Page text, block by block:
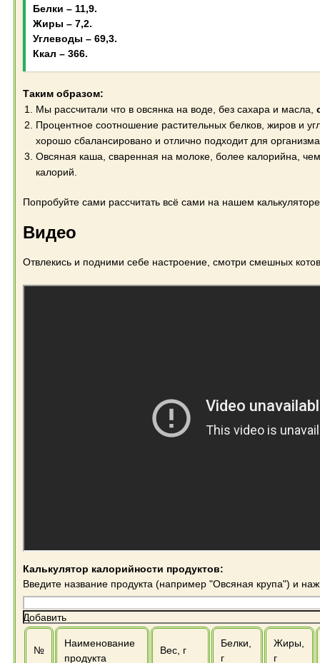
Белки – 11,9.
Жиры – 7,2.
Углеводы – 69,3.
Ккал – 366.
Таким образом:
Мы рассчитали что в овсянка на воде, без сахара и масла,
Процентное соотношение растительных белков, жиров и
хорошо сбалансировано и отлично подходит для
Овсяная каша, сваренная на молоке, более калорийна,
калорий.
Попробуйте сами рассчитать всё сами на нашем
Видео
Отвлекись и подними себе настроение, смотри смешных
Калькулятор калорийности продуктов:
Введите название продукта (например "Овсяная крупа") и
Добавить
№
Наименование
продукта
Вес, г
Белки,
г
Жиры,
г